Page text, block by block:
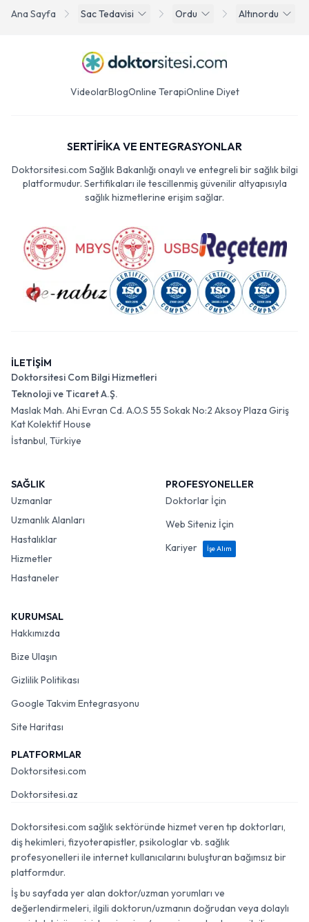
Ana Sayfa Sac Tedavisi Ordu Altınordu
VideolarBlogOnline TerapiOnline Diyet
SERTİFİKA VE ENTEGRASYONLAR
Doktorsitesi.com Sağlık Bakanlığı onaylı ve entegreli bir sağlık bilgi
platformudur. Sertifikaları ile tescillenmiş güvenilir altyapısıyla
sağlık hizmetlerine erişim sağlar.
İLETİŞİM
Doktorsitesi Com Bilgi Hizmetleri
Teknoloji ve Ticaret A.Ş.
Maslak Mah. Ahi Evran Cd. A.O.S 55 Sokak No:2 Aksoy Plaza Giriş
Kat Kolektif House
İstanbul, Türkiye
SAĞLIK
Uzmanlar
Uzmanlık Alanları
Hastalıklar
Hizmetler
Hastaneler
PROFESYONELLER
Doktorlar İçin
Web Siteniz İçin
Kariyer
İşe Alım
KURUMSAL
Hakkımızda
Bize Ulaşın
Gizlilik Politikası
Google Takvim Entegrasyonu
Site Haritası
PLATFORMLAR
Doktorsitesi.com
Doktorsitesi.az
Doktorsitesi.com sağlık sektöründe hizmet veren tıp doktorları,
diş hekimleri, fizyoterapistler, psikologlar vb. sağlık
profesyonelleri ile internet kullanıcılarını buluşturan bağımsız bir
platformdur.
İş bu sayfada yer alan doktor/uzman yorumları ve
değerlendirmeleri, ilgili doktorun/uzmanın doğrudan veya dolaylı